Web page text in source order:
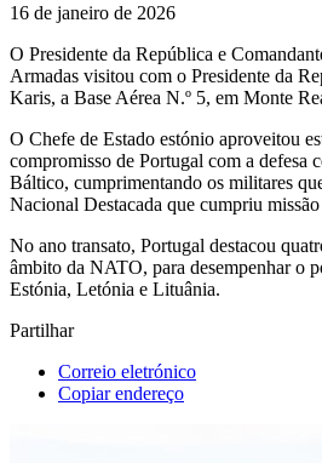
16 de janeiro de 2026
O Presidente da República e
Armadas visitou com o Presidente da
Karis, a Base Aérea N.º 5, em Monte
O Chefe de Estado estónio aproveitou
compromisso de Portugal com a defesa
Báltico, cumprimentando os militares
Nacional Destacada que cumpriu
No ano transato, Portugal destacou
âmbito da NATO, para desempenhar o
Estónia, Letónia e Lituânia.
Partilhar
Correio eletrónico
Copiar endereço